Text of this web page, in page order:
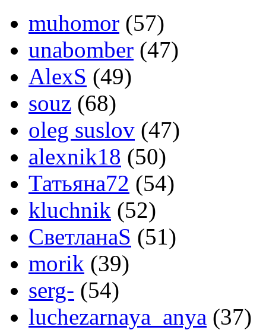
muhomor (57)
unabomber (47)
AlexS (49)
souz (68)
oleg suslov (47)
alexnik18 (50)
Татьяна72 (54)
kluchnik (52)
СветланаS (51)
morik (39)
serg- (54)
luchezarnaya_anya (37)